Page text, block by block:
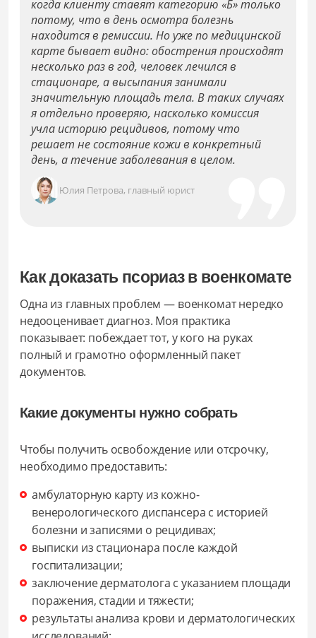
когда клиенту ставят категорию «Б» только
потому, что в день осмотра болезнь
находится в ремиссии. Но уже по медицинской
карте бывает видно: обострения происходят
несколько раз в год, человек лечился в
стационаре, а высыпания занимали
значительную площадь тела. В таких случаях
я отдельно проверяю, насколько комиссия
учла историю рецидивов, потому что
решает не состояние кожи в конкретный
день, а течение заболевания в целом.
Юлия Петрова, главный юрист
Как доказать псориаз в военкомате
Одна из главных проблем — военкомат нередко
недооценивает диагноз. Моя практика
показывает: побеждает тот, у кого на руках
полный и грамотно оформленный пакет
документов.
Какие документы нужно собрать
Чтобы получить освобождение или отсрочку,
необходимо предоставить:
амбулаторную карту из кожно-
венерологического диспансера с историей
болезни и записями о рецидивах;
выписки из стационара после каждой
госпитализации;
заключение дерматолога с указанием площади
поражения, стадии и тяжести;
результаты анализа крови и дерматологических